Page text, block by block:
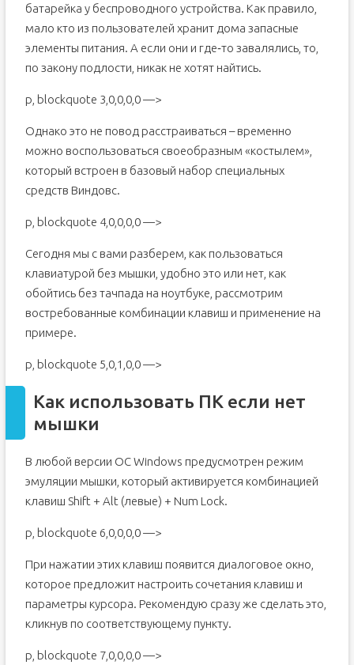
батарейка у беспроводного устройства. Как правило,
мало кто из пользователей хранит дома запасные
элементы питания. А если они и где‐то завалялись, то,
по закону подлости, никак не хотят найтись.
p, blockquote 3,0,0,0,0 —>
Однако это не повод расстраиваться – временно
можно воспользоваться своеобразным «костылем»,
который встроен в базовый набор специальных
средств Виндовс.
p, blockquote 4,0,0,0,0 —>
Сегодня мы с вами разберем, как пользоваться
клавиатурой без мышки, удобно это или нет, как
обойтись без тачпада на ноутбуке, рассмотрим
востребованные комбинации клавиш и применение на
примере.
p, blockquote 5,0,1,0,0 —>
Как использовать ПК если нет
мышки
В любой версии ОС Windows предусмотрен режим
эмуляции мышки, который активируется комбинацией
клавиш Shift + Alt (левые) + Num Lock.
p, blockquote 6,0,0,0,0 —>
При нажатии этих клавиш появится диалоговое окно,
которое предложит настроить сочетания клавиш и
параметры курсора. Рекомендую сразу же сделать это,
кликнув по соответствующему пункту.
p, blockquote 7,0,0,0,0 —>